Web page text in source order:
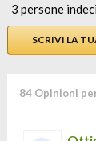
3 persone
SCRIVI LA
84 Opinioni